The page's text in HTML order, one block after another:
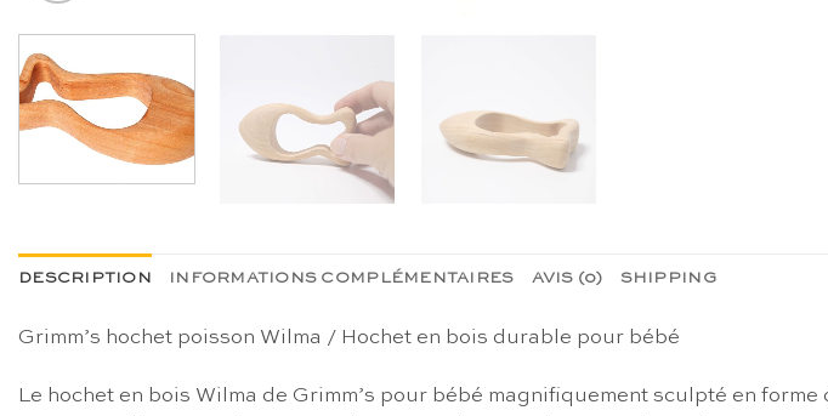
DESCRIPTION INFORMATIONS COMPLÉMENTAIRES AVIS (0) SHIPPING
Grimm’s hochet poisson Wilma / Hochet en bois durable pour bébé
Le hochet en bois Wilma de Grimm’s pour bébé magnifiquement sculpté en